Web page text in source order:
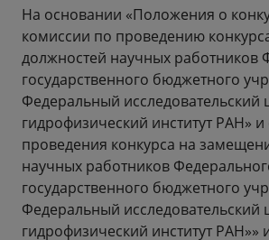
На основании «Положения о
комиссии по проведению
должностей научных работников
государственного бюджетного
Федеральный исследовательский
гидрофизический институт РАН»
проведения конкурса на
научных работников
государственного бюджетного
Федеральный исследовательский
гидрофизический институт РАН»»